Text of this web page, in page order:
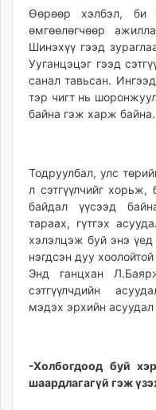
Өөрөөр хэлбэл, би
өмгөөлөгчөөр
Шинэхүү гээд
Ууганцэцэг гээд
санал тавьсан.
тэр чигт нь
байна гэж харж байна.
Тодруулбал, улс
л сэтгүүлчийг хорьж,
байдал үүсээд
тараах, гүтгэх
хэлэлцэж буй энэ үед
нэгдсэн дуу
Энд ганцхан
сэтгүүлчдийн
мэдэх эрхийн
-Холбогдоод буй
шаардлагагүй гэж